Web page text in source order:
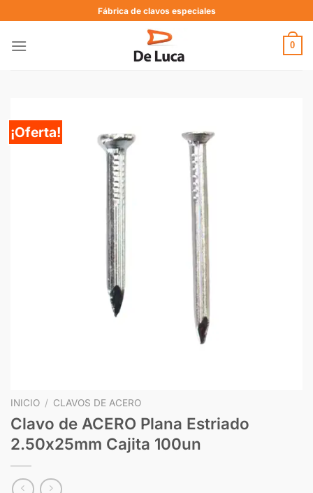
Fábrica de clavos especiales
0
¡Oferta!
INICIO / CLAVOS DE ACERO
Clavo de ACERO Plana Estriado
2.50x25mm Cajita 100un